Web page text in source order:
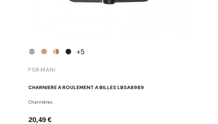
+5
FORMANI
CHARNIÈRE À ROULEMENT À BILLES LBSA8989
Charnières
20,49 €